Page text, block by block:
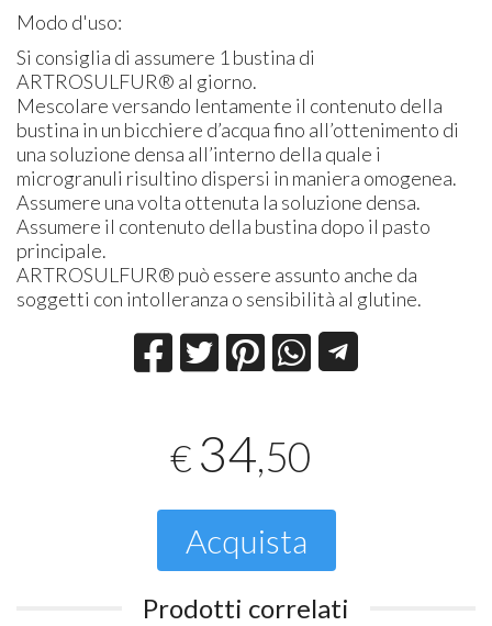
Modo d'uso:
Si consiglia di assumere 1 bustina di
ARTROSULFUR® al giorno.
Mescolare versando lentamente il contenuto della
bustina in un bicchiere d’acqua fino all’ottenimento di
una soluzione densa all’interno della quale i
microgranuli risultino dispersi in maniera omogenea.
Assumere una volta ottenuta la soluzione densa.
Assumere il contenuto della bustina dopo il pasto
principale.
ARTROSULFUR® può essere assunto anche da
soggetti con intolleranza o sensibilità al glutine.
€ 34,50
Acquista
Prodotti correlati